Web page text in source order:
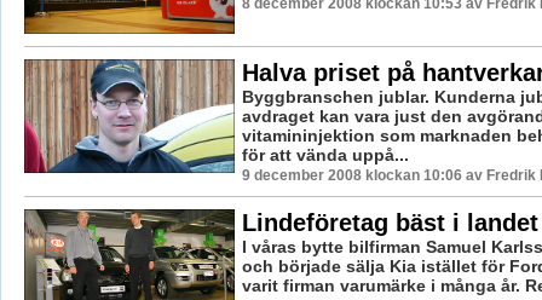
8 december 2008 klockan 10:53 av Fredrik
Halva priset på
Byggbranschen jublar. Kunderna
avdraget kan vara just den
vitamininjektion som marknaden
för att vända uppå...
9 december 2008 klockan 10:06 av Fredrik
Lindeföretag bäst i
I våras bytte bilfirman Samuel
och började sälja Kia istället för
varit firman varumärke i många år.